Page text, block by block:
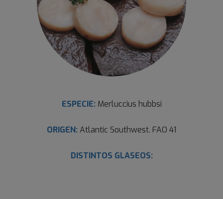
ESPECIE: Merluccius hubbsi
ORIGEN:Atlantic Southwest. FAO 41
DISTINTOS GLASEOS: